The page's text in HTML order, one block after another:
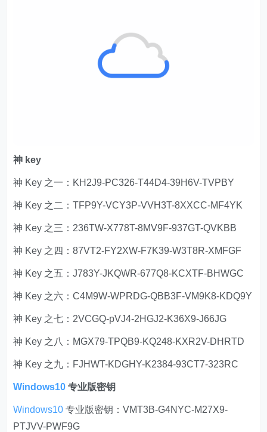
神 key
神 Key 之一：KH2J9-PC326-T44D4-39H6V-TVPBY
神 Key 之二：TFP9Y-VCY3P-VVH3T-8XXCC-MF4YK
神 Key 之三：236TW-X778T-8MV9F-937GT-QVKBB
神 Key 之四：87VT2-FY2XW-F7K39-W3T8R-XMFGF
神 Key 之五：J783Y-JKQWR-677Q8-KCXTF-BHWGC
神 Key 之六：C4M9W-WPRDG-QBB3F-VM9K8-KDQ9Y
神 Key 之七：2VCGQ-pVJ4-2HGJ2-K36X9-J66JG
神 Key 之八：MGX79-TPQB9-KQ248-KXR2V-DHRTD
神 Key 之九：FJHWT-KDGHY-K2384-93CT7-323RC
Windows10 专业版密钥
Windows10 专业版密钥：VMT3B-G4NYC-M27X9-
PTJVV-PWF9G